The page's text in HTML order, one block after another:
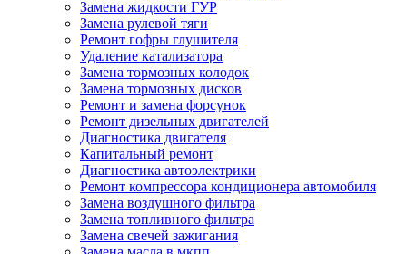
Замена жидкости ГУР
Замена рулевой тяги
Ремонт гофры глушителя
Удаление катализатора
Замена тормозных колодок
Замена тормозных дисков
Ремонт и замена форсунок
Ремонт дизельных двигателей
Диагностика двигателя
Капитальный ремонт
Диагностика автоэлектрики
Ремонт компрессора кондиционера автомобиля
Замена воздушного фильтра
Замена топливного фильтра
Замена свечей зажигания